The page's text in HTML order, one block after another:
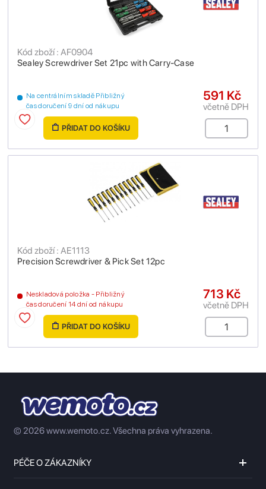
Sealey Screwdriver Set 21pc with Carry-Case
Kód zboží : AF0904
Na centrálním skladě Přibližný
čas doručení 9 dní od nákupu
591 Kč
včetně DPH
PŘIDAT DO KOŠÍKU
Precision Screwdriver & Pick Set 12pc
Kód zboží : AE1113
Neskladová položka - Přibližný
čas doručení 14 dní od nákupu
713 Kč
včetně DPH
PŘIDAT DO KOŠÍKU
© 2026 www.wemoto.cz.Všechna práva vyhrazena.
PÉČE O ZÁKAZNÍKY